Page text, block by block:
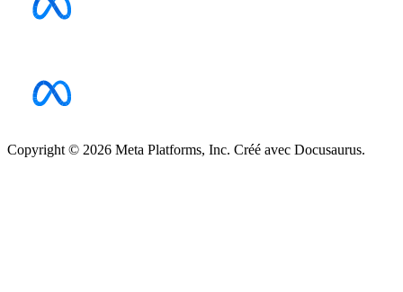
Copyright © 2026 Meta Platforms, Inc. Créé avec Docusaurus.